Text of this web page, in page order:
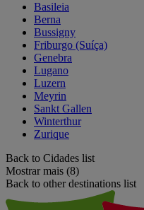
Basileia
Berna
Bussigny
Friburgo (Suíça)
Genebra
Lugano
Luzern
Meyrin
Sankt Gallen
Winterthur
Zurique
Back to Cidades list
Mostrar mais (8)
Back to other destinations list